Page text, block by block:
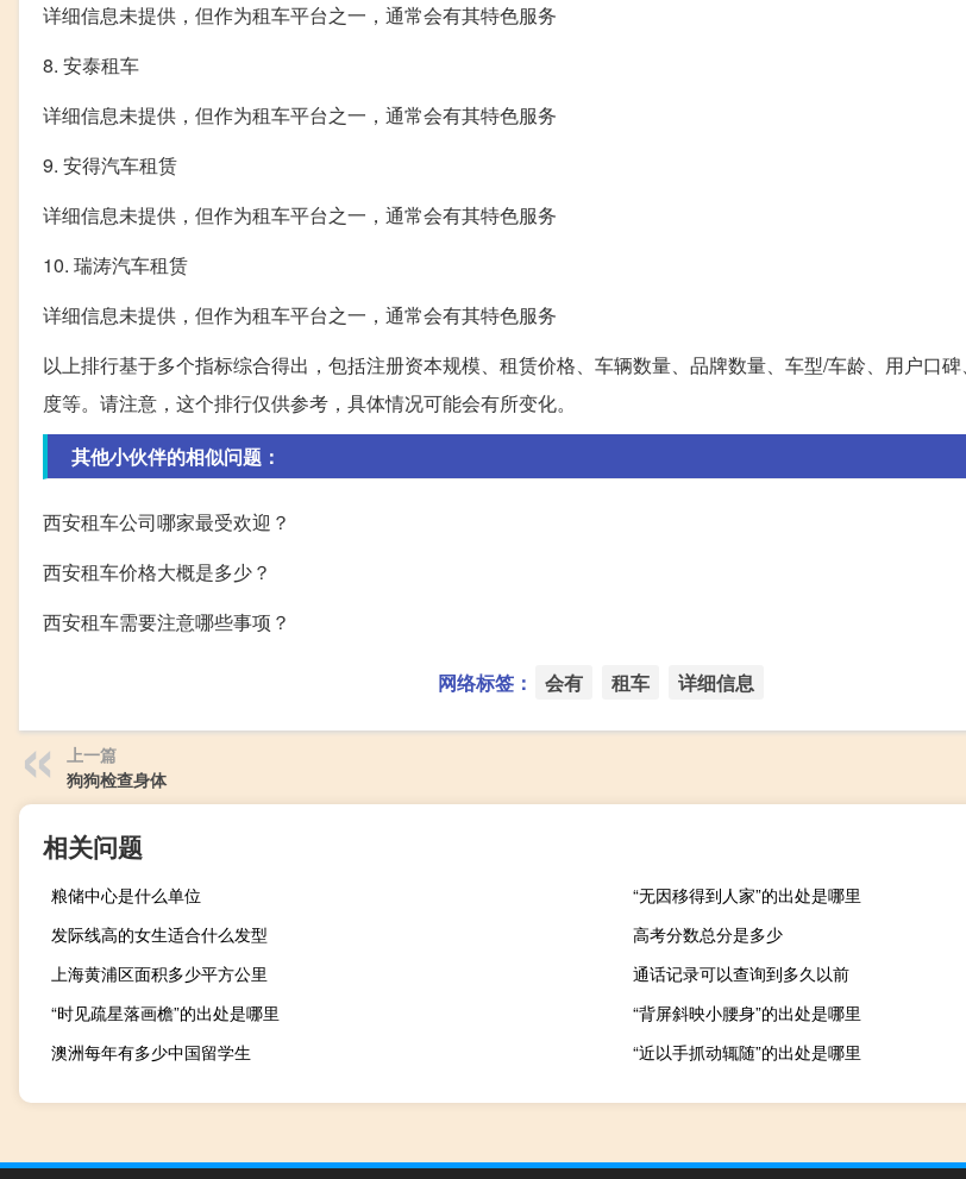
详细信息未提供，但作为租车平台之一，通常会有其特色服务
8. 安泰租车
详细信息未提供，但作为租车平台之一，通常会有其特色服务
9. 安得汽车租赁
详细信息未提供，但作为租车平台之一，通常会有其特色服务
10. 瑞涛汽车租赁
详细信息未提供，但作为租车平台之一，通常会有其特色服务
以上排行基于多个指标综合得出，包括注册资本规模、租赁价格、车辆数量、品牌数量、车型/车龄、用户口
度等。请注意，这个排行仅供参考，具体情况可能会有所变化。
其他小伙伴的相似问题：
西安租车公司哪家最受欢迎？
西安租车价格大概是多少？
西安租车需要注意哪些事项？
网络标签： 会有 租车 详细信息
上一篇
狗狗检查身体
相关问题
粮储中心是什么单位
“无因移得到人家”的出处是哪里
发际线高的女生适合什么发型
高考分数总分是多少
上海黄浦区面积多少平方公里
通话记录可以查询到多久以前
“时见疏星落画檐”的出处是哪里
“背屏斜映小腰身”的出处是哪里
澳洲每年有多少中国留学生
“近以手抓动辄随”的出处是哪里